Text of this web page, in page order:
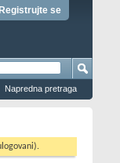
Registrujte se
Napredna pretraga